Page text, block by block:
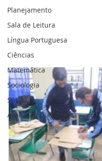
Planejamento
Sala de Leitura
Língua Portuguesa
Ciências
Matemática
Sociologia
SAEB
Avaliação Diagnóstica